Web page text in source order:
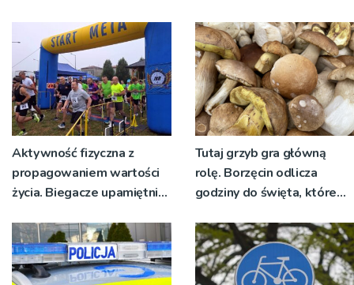
żywo [ZDJĘCIA]
Aktywność fizyczna z
propagowaniem wartości
życia. Biegacze upamiętnili
Tutaj grzyb gra główną
rolę. Borzęcin odlicza
godziny do święta, które
pokoleń